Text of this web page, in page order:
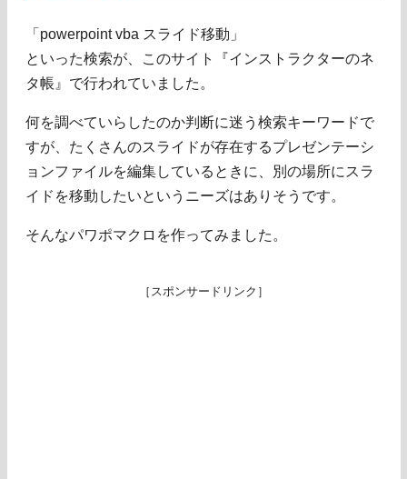
「powerpoint vba スライド移動」
といった検索が、このサイト『インストラクターのネ
タ帳』で行われていました。
何を調べていらしたのか判断に迷う検索キーワードで
すが、たくさんのスライドが存在するプレゼンテーシ
ョンファイルを編集しているときに、別の場所にスラ
イドを移動したいというニーズはありそうです。
そんなパワポマクロを作ってみました。
［スポンサードリンク］